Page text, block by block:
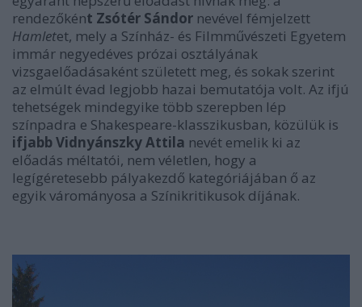
rendezőként Zsótér Sándor nevével fémjelzett
Hamletet, mely a Színház- és Filmművészeti Egyetem
immár negyedéves prózai osztályának
vizsgaelőadásaként született meg, és sokak szerint
az elmúlt évad legjobb hazai bemutatója volt. Az ifjú
tehetségek mindegyike több szerepben lép
színpadra e Shakespeare-klasszikusban, közülük is
ifjabb Vidnyánszky Attila nevét emelik ki az
előadás méltatói, nem véletlen, hogy a
legígéretesebb pályakezdő kategóriájában ő az
egyik várományosa a Színikritikusok díjának.